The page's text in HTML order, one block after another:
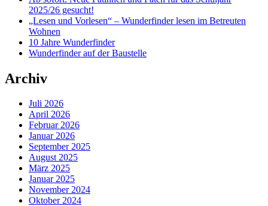
2025/26 gesucht!
„Lesen und Vorlesen“ – Wunderfinder lesen im Betreuten
Wohnen
10 Jahre Wunderfinder
Wunderfinder auf der Baustelle
Archiv
Juli 2026
April 2026
Februar 2026
Januar 2026
September 2025
August 2025
März 2025
Januar 2025
November 2024
Oktober 2024